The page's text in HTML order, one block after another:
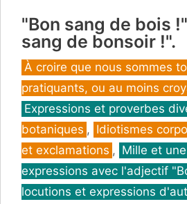
"Bon sang de bois
sang de bonsoir !".
Catégories
À croire que nous sommes
pratiquants, ou au moins
Expressions et proverbes
botaniques , Idiotismes
et exclamations , Mille et
expressions avec l'adjectif
locutions et expressions